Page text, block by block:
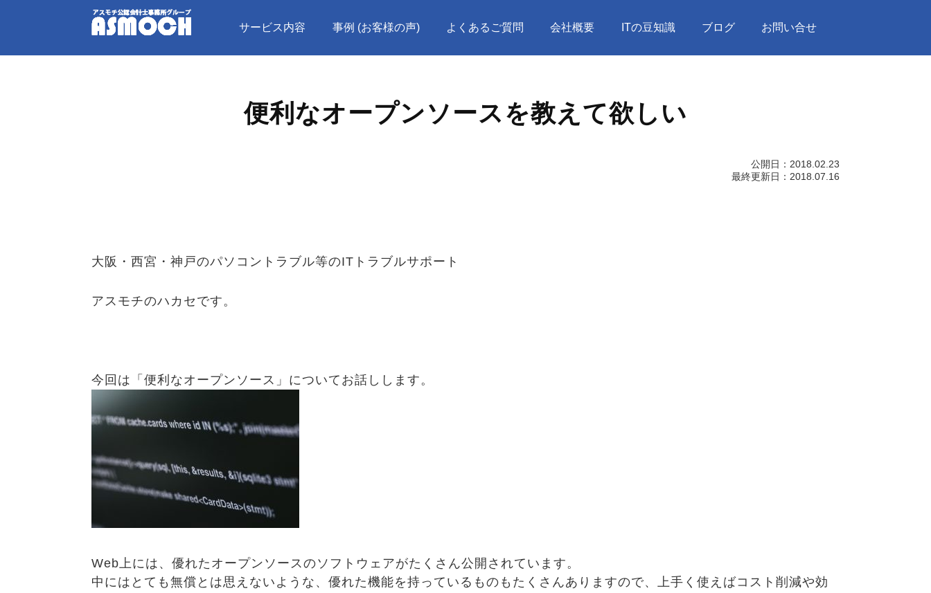
サービス内容 事例 (お客様の声) よくあるご質問 会社概要 ITの豆知識 ブログ お問い合せ
便利なオープンソースを教えて欲しい
公開日： 2018.02.23
最終更新日： 2018.07.16
大阪・西宮・神戸のパソコントラブル等のITトラブルサポート
アスモチのハカセです。
今回は「便利なオープンソース」についてお話しします。
Web上には、優れたオープンソースのソフトウェアがたくさん公開されています。
中にはとても無償とは思えないような、優れた機能を持っているものもたくさんありますので、上手く使えばコスト削減や効